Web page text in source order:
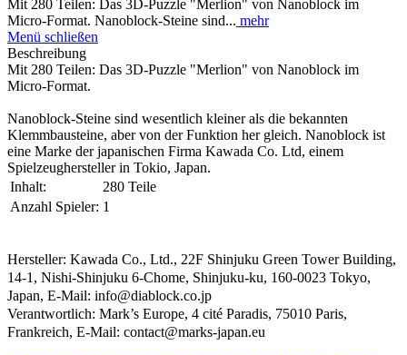
Mit 280 Teilen: Das 3D-Puzzle "Merlion" von Nanoblock im
Micro-Format. Nanoblock-Steine sind... mehr
Menü schließen
Beschreibung
Mit 280 Teilen: Das 3D-Puzzle "Merlion" von Nanoblock im
Micro-Format.
Nanoblock-Steine sind wesentlich kleiner als die bekannten
Klemmbausteine, aber von der Funktion her gleich. Nanoblock ist
eine Marke der japanischen Firma Kawada Co. Ltd, einem
Spielzeughersteller in Tokio, Japan.
Inhalt:
280 Teile
Anzahl Spieler: 1
Hersteller: Kawada Co., Ltd., 22F Shinjuku Green Tower Building,
14-1, Nishi-Shinjuku 6-Chome, Shinjuku-ku, 160-0023 Tokyo,
Japan, E-Mail: info@diablock.co.jp
Verantwortlich: Mark’s Europe, 4 cité Paradis, 75010 Paris,
Frankreich, E-Mail: contact@marks-japan.eu